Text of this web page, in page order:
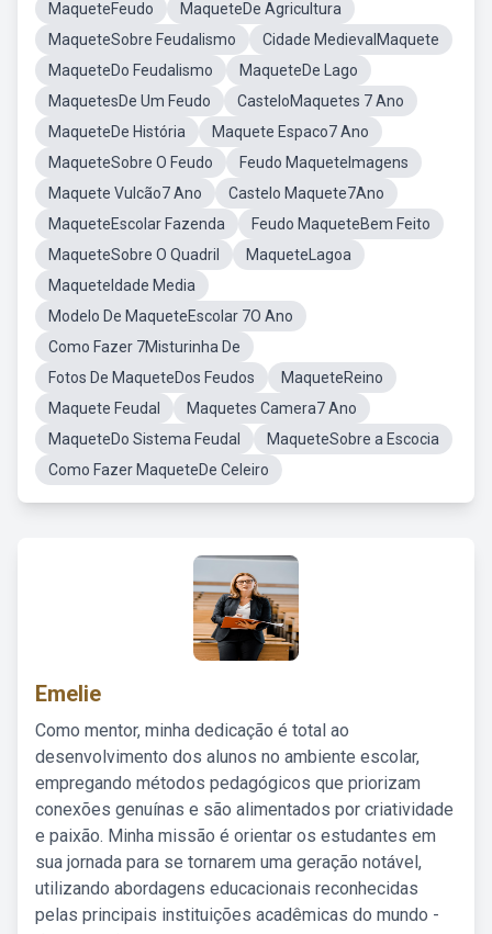
MaqueteFeudo
MaqueteDe Agricultura
MaqueteSobre Feudalismo
Cidade MedievalMaquete
MaqueteDo Feudalismo
MaqueteDe Lago
MaquetesDe Um Feudo
CasteloMaquetes 7 Ano
MaqueteDe História
Maquete Espaco7 Ano
MaqueteSobre O Feudo
Feudo MaqueteImagens
Maquete Vulcão7 Ano
Castelo Maquete7Ano
MaqueteEscolar Fazenda
Feudo MaqueteBem Feito
MaqueteSobre O Quadril
MaqueteLagoa
MaqueteIdade Media
Modelo De MaqueteEscolar 7O Ano
Como Fazer 7Misturinha De
Fotos De MaqueteDos Feudos
MaqueteReino
Maquete Feudal
Maquetes Camera7 Ano
MaqueteDo Sistema Feudal
MaqueteSobre a Escocia
Como Fazer MaqueteDe Celeiro
Emelie
Como mentor, minha dedicação é total ao
desenvolvimento dos alunos no ambiente escolar,
empregando métodos pedagógicos que priorizam
conexões genuínas e são alimentados por criatividade
e paixão. Minha missão é orientar os estudantes em
sua jornada para se tornarem uma geração notável,
utilizando abordagens educacionais reconhecidas
pelas principais instituições acadêmicas do mundo -